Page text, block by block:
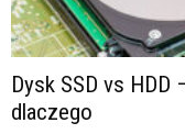
Dysk SSD vs
dlaczego